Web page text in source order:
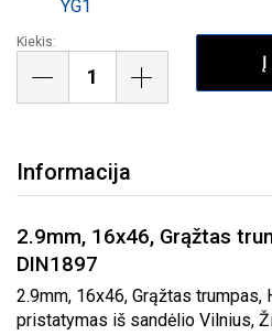
YG1
Kiekis:
Į
Informacija
2.9mm, 16x46, Grąžtas
DIN1897
2.9mm, 16x46, Grąžtas trumpas,
pristatymas iš sandėlio Vilnius,